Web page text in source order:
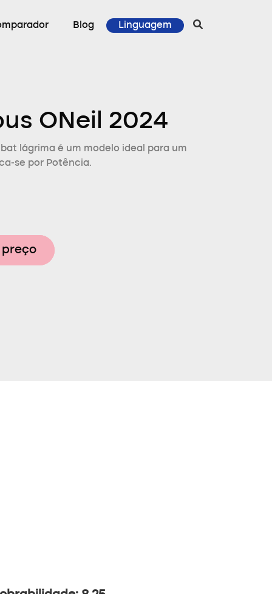
Blog Linguagem
ONeil 2024
lágrima é um modelo ideal para um
se por Potência.
preço